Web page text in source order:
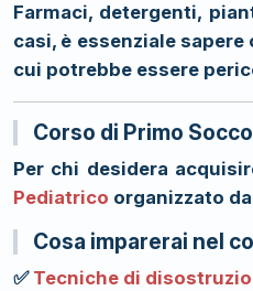
Farmaci, detergenti,
casi, è essenziale
cui potrebbe essere
Corso di Primo
Per chi desidera
Pediatrico organizzato
Cosa imparerai nel
✅ Tecniche di